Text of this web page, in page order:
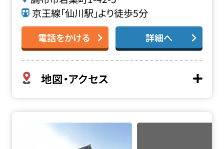
京王線「仙川駅」より徒歩5分
電話をかける 詳細へ
地図・アクセス
常性寺会堂の詳細へ